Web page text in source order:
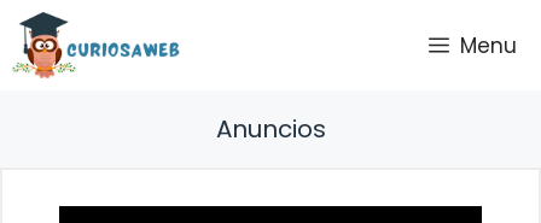
Saltar
contenido
Menu
Anuncios